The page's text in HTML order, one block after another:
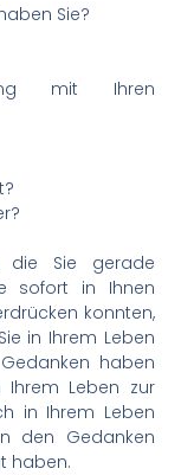
Sie?
mit Ihren
die Sie gerade
sofort in Ihnen
konnten,
in Ihrem Leben
haben
Leben zur
in Ihrem Leben
den Gedanken
haben.